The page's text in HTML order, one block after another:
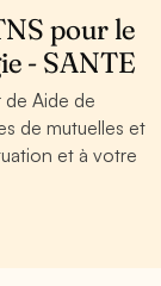
pour le
- SANTE
Aide de
de mutuelles et
et à votre